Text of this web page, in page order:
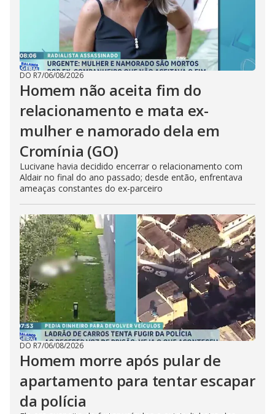
DO R7/06/08/2026
Homem não aceita fim do
relacionamento e mata ex-
mulher e namorado dela em
Cromínia (GO)
Lucivane havia decidido encerrar o relacionamento com
Aldair no final do ano passado; desde então, enfrentava
ameaças constantes do ex-parceiro
DO R7/06/08/2026
Homem morre após pular de
apartamento para tentar escapar
da polícia